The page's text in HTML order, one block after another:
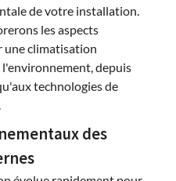
de votre installation.
les aspects
une climatisation
depuis
technologies de
des